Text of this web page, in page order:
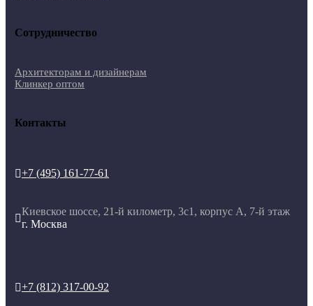
Сотрудничество
Архитекторам и дизайнерам
Клинкер оптом
Контакты
+7 (495) 161-77-61

Киевское шоссе, 21-й километр, 3с1, корпус А, 7-й этаж
г. Москва
+7 (812) 317-00-92